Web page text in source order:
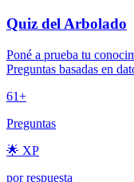
Quiz del Arbolado
Poné a prueba tu
Preguntas basadas en
61+
Preguntas
🌟 XP
por respuesta